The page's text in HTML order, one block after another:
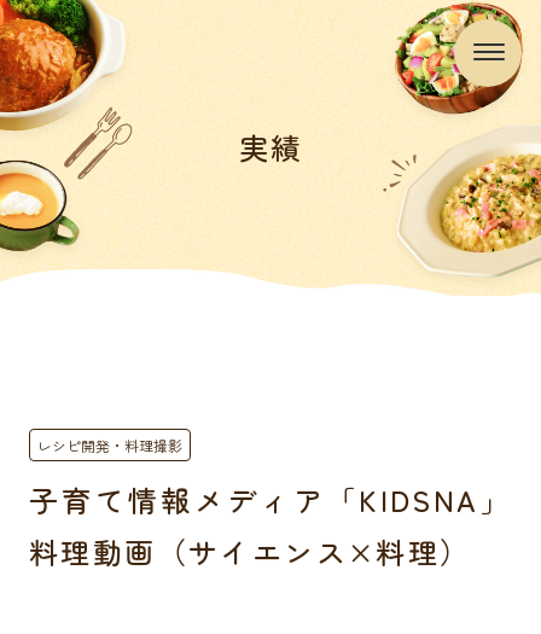
実績
レシピ開発・料理撮影
子育て情報メディア「KIDSNA」
料理動画（サイエンス×料理）